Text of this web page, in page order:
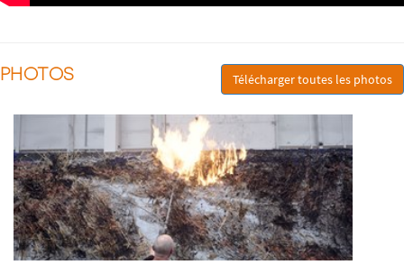
PHOTOS Télécharger toutes les photos